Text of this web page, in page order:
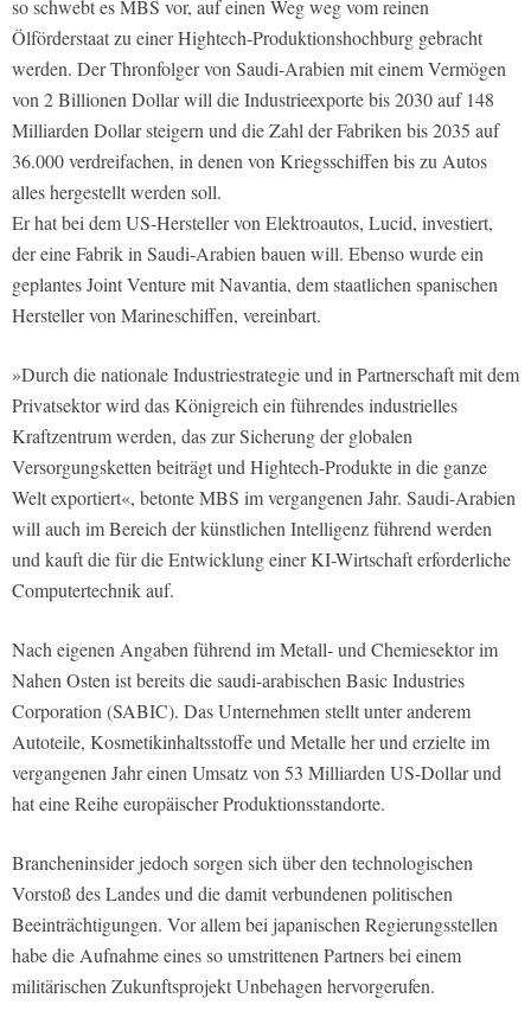
so schwebt es MBS vor, auf einen Weg weg vom reinen
Ölförderstaat zu einer Hightech-Produktionshochburg gebracht
werden. Der Thronfolger von Saudi-Arabien mit einem Vermögen
von 2 Billionen Dollar will die Industrieexporte bis 2030 auf 148
Milliarden Dollar steigern und die Zahl der Fabriken bis 2035 auf
36.000 verdreifachen, in denen von Kriegsschiffen bis zu Autos
alles hergestellt werden soll.
Er hat bei dem US-Hersteller von Elektroautos, Lucid, investiert,
der eine Fabrik in Saudi-Arabien bauen will. Ebenso wurde ein
geplantes Joint Venture mit Navantia, dem staatlichen spanischen
Hersteller von Marineschiffen, vereinbart.
»Durch die nationale Industriestrategie und in Partnerschaft mit dem
Privatsektor wird das Königreich ein führendes industrielles
Kraftzentrum werden, das zur Sicherung der globalen
Versorgungsketten beiträgt und Hightech-Produkte in die ganze
Welt exportiert«, betonte MBS im vergangenen Jahr. Saudi-Arabien
will auch im Bereich der künstlichen Intelligenz führend werden
und kauft die für die Entwicklung einer KI-Wirtschaft erforderliche
Computertechnik auf.
Nach eigenen Angaben führend im Metall- und Chemiesektor im
Nahen Osten ist bereits die saudi-arabischen Basic Industries
Corporation (SABIC). Das Unternehmen stellt unter anderem
Autoteile, Kosmetikinhaltsstoffe und Metalle her und erzielte im
vergangenen Jahr einen Umsatz von 53 Milliarden US-Dollar und
hat eine Reihe europäischer Produktionsstandorte.
Brancheninsider jedoch sorgen sich über den technologischen
Vorstoß des Landes und die damit verbundenen politischen
Beeinträchtigungen. Vor allem bei japanischen Regierungsstellen
habe die Aufnahme eines so umstrittenen Partners bei einem
militärischen Zukunftsprojekt Unbehagen hervorgerufen.